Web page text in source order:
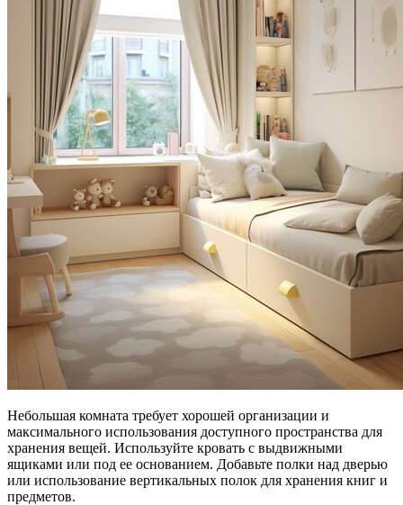
Небольшая комната требует хорошей организации и
максимального использования доступного пространства для
хранения вещей. Используйте кровать с выдвижными
ящиками или под ее основанием. Добавьте полки над дверью
или использование вертикальных полок для хранения книг и
предметов.